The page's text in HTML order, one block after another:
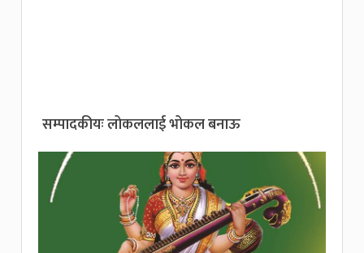
सम्पादकीयः लोकललाई भोकल बनाऊ